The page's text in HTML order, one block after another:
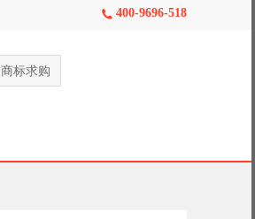
 400-9696-518
商标求购